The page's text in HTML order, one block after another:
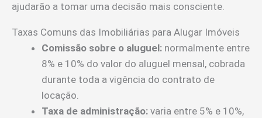
ajudarão a tomar uma decisão mais consciente.
Taxas Comuns das Imobiliárias para Alugar Imóveis
Comissão sobre o aluguel: normalmente entre
8% e 10% do valor do aluguel mensal, cobrada
durante toda a vigência do contrato de
locação.
Taxa de administração: varia entre 5% e 10%,